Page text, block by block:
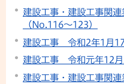
建設工事・建設工事関
（No.116～123）
建設工事 令和2年1月
建設工事 令和元年12月
建設工事・建設工事関